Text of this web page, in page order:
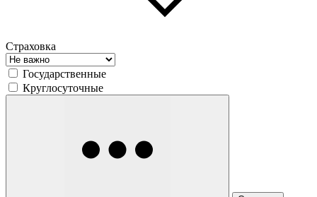
Страховка
Государственные
Круглосуточные